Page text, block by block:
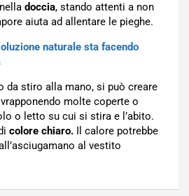
doccia, stando attenti a non
aiuta ad allentare le pieghe.
naturale sta facendo
da stiro alla mano, si può creare
molte coperte o
o letto su cui si stira e l’abito.
colore chiaro. Il calore potrebbe
al vestito